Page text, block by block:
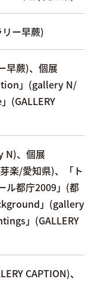
ー早蕨)
早蕨)、個展
」(gallery N/
(GALLERY
N)、個展
楽/愛知県)、「ト
ル都庁2009」(都
」(gallery
」(GALLERY
CAPTION)、